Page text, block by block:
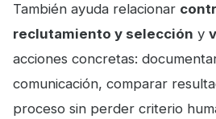
También ayuda relacionar
reclutamiento y selección y
acciones concretas:
comunicación, comparar
proceso sin perder criterio